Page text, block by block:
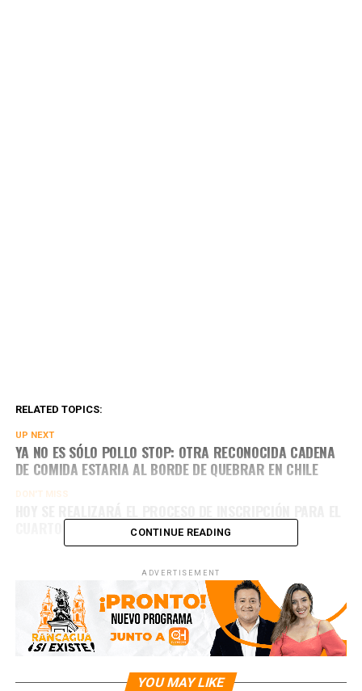
RELATED TOPICS:
UP NEXT
YA NO ES SÓLO POLLO STOP: OTRA RECONOCIDA CADENA
DE COMIDA ESTARIA AL BORDE DE QUEBRAR EN CHILE
DON'T MISS
CUARTO CICLO DE CLASES DE NATACIÓN
CONTINUE READING
ADVERTISEMENT
YOU MAY LIKE